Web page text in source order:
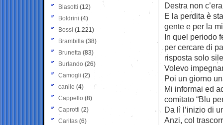
Destra non
E la perdita è
gente e per la
In quel periodo
per cercare di
risposta solo
Volevo
Poi un giorno
Mi informai ed
comitato “Blu
Da lì l’inizio di
Anzi, col
Biasotti (12)
Boldrini (4)
Bossi (1.221)
Brambilla (38)
Brunetta (83)
Burlando (26)
Camogli (2)
canile (4)
Cappello (8)
Caprotti (2)
Caritas (6)